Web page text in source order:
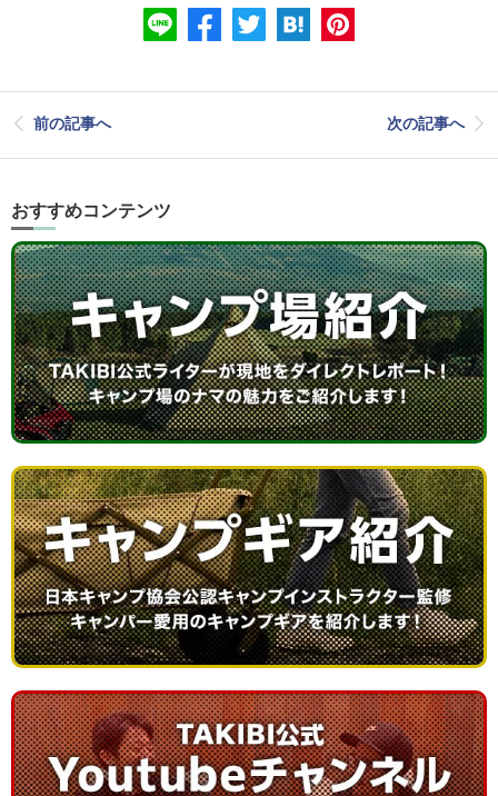
前の記事へ 次の記事へ
おすすめコンテンツ